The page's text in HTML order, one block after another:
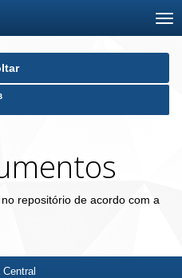
repositório de acordo com a